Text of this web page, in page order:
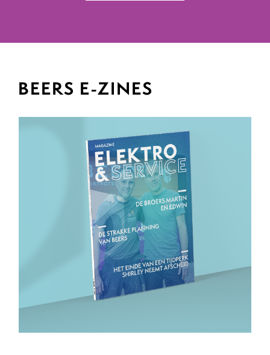
BEERS E-ZINES
Magazine 8
Bekijk magazine